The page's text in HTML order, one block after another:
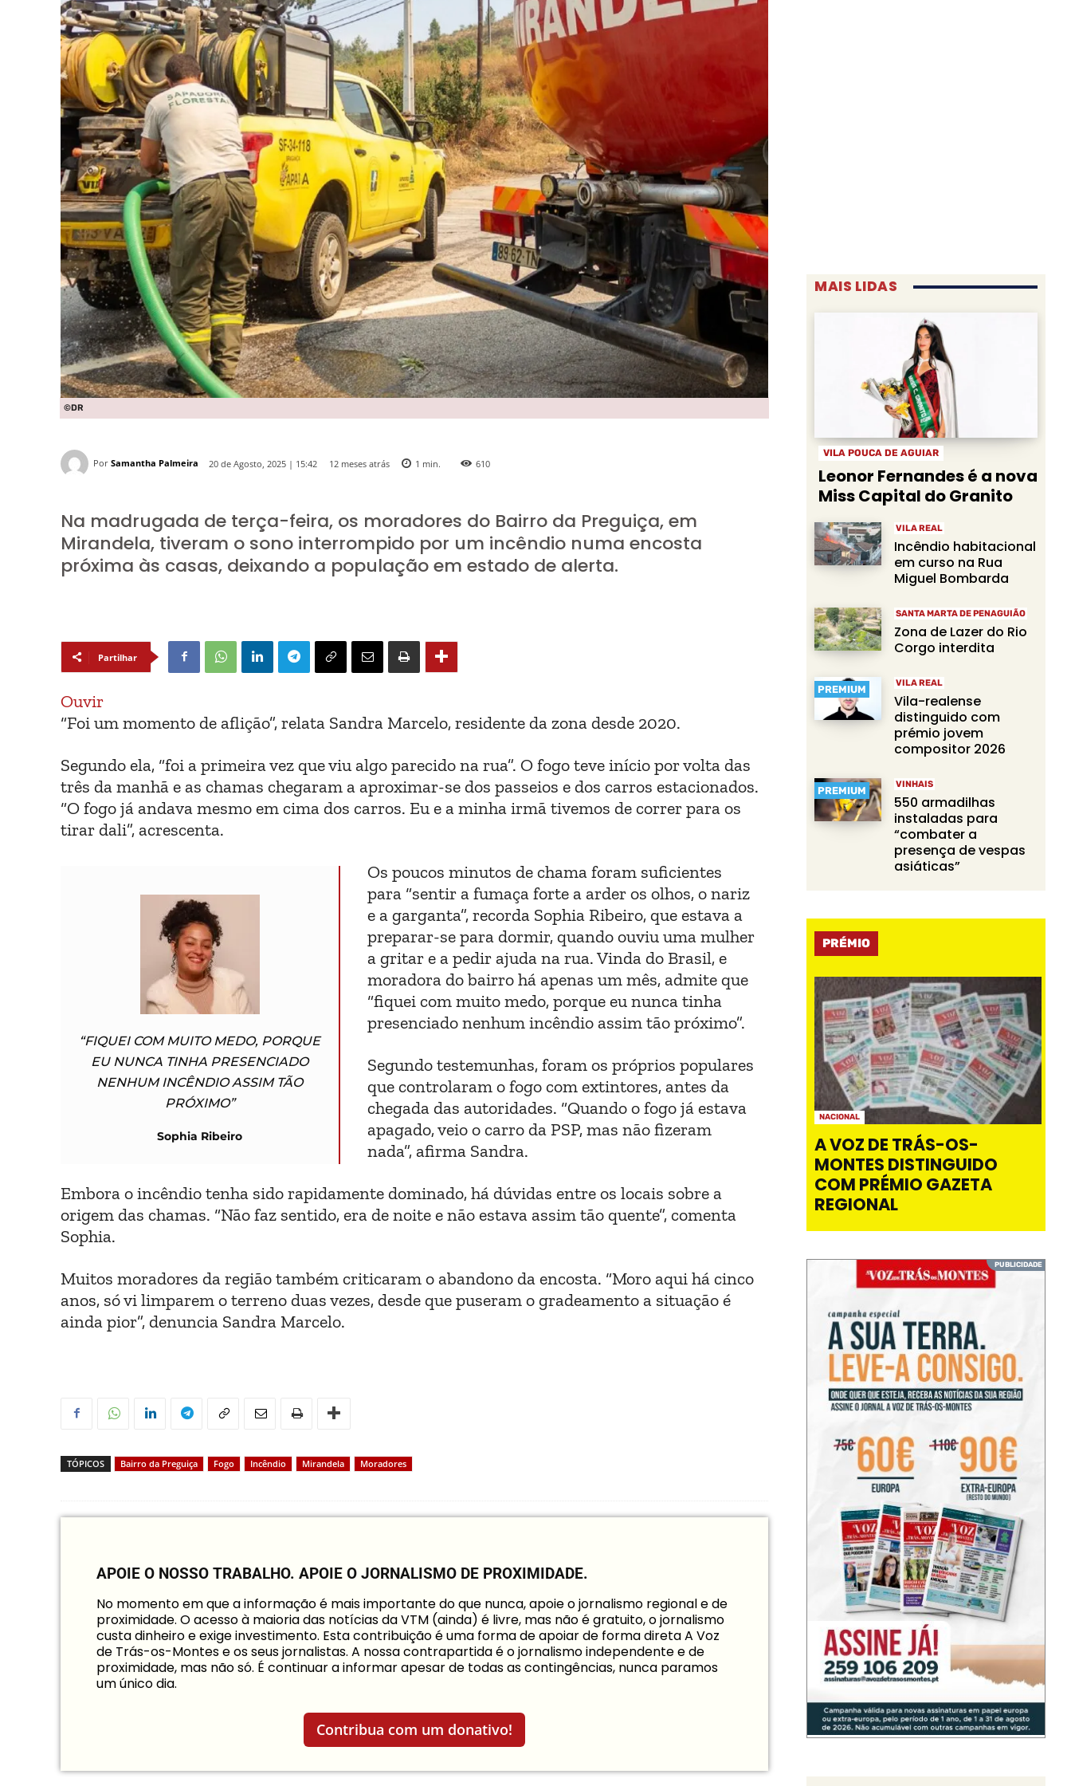
©DR
Por Samantha Palmeira 20 de Agosto, 2025 | 15:42 12 meses atrás 1 min. 610
Na madrugada de terça-feira, os moradores do Bairro da Preguiça, em
Mirandela, tiveram o sono interrompido por um incêndio numa encosta
próxima às casas, deixando a população em estado de alerta.
Partilhar
Ouvir
“Foi um momento de aflição”, relata Sandra Marcelo, residente da zona desde 2020.
Segundo ela, “foi a primeira vez que viu algo parecido na rua”. O fogo teve início por volta das
três da manhã e as chamas chegaram a aproximar-se dos passeios e dos carros estacionados.
“O fogo já andava mesmo em cima dos carros. Eu e a minha irmã tivemos de correr para os
tirar dali”, acrescenta.
“FIQUEI COM MUITO MEDO, PORQUE
EU NUNCA TINHA PRESENCIADO
NENHUM INCÊNDIO ASSIM TÃO
PRÓXIMO”
Sophia Ribeiro
Os poucos minutos de chama foram suficientes
para “sentir a fumaça forte a arder os olhos, o nariz
e a garganta”, recorda Sophia Ribeiro, que estava a
preparar-se para dormir, quando ouviu uma mulher
a gritar e a pedir ajuda na rua. Vinda do Brasil, e
moradora do bairro há apenas um mês, admite que
“fiquei com muito medo, porque eu nunca tinha
presenciado nenhum incêndio assim tão próximo”.
Segundo testemunhas, foram os próprios populares
que controlaram o fogo com extintores, antes da
chegada das autoridades. “Quando o fogo já estava
apagado, veio o carro da PSP, mas não fizeram
nada”, afirma Sandra.
Embora o incêndio tenha sido rapidamente dominado, há dúvidas entre os locais sobre a
origem das chamas. “Não faz sentido, era de noite e não estava assim tão quente”, comenta
Sophia.
Muitos moradores da região também criticaram o abandono da encosta. “Moro aqui há cinco
anos, só vi limparem o terreno duas vezes, desde que puseram o gradeamento a situação é
ainda pior”, denuncia Sandra Marcelo.
TÓPICOS Bairro da Preguiça Fogo Incêndio Mirandela Moradores
APOIE O NOSSO TRABALHO. APOIE O JORNALISMO DE PROXIMIDADE.
No momento em que a informação é mais importante do que nunca, apoie o jornalismo regional e de
proximidade. O acesso à maioria das notícias da VTM (ainda) é livre, mas não é gratuito, o jornalismo
custa dinheiro e exige investimento. Esta contribuição é uma forma de apoiar de forma direta A Voz
de Trás-os-Montes e os seus jornalistas. A nossa contrapartida é o jornalismo independente e de
proximidade, mas não só. É continuar a informar apesar de todas as contingências, nunca paramos
um único dia.
Contribua com um donativo!
MAIS LIDAS
VILA POUCA DE AGUIAR
Leonor Fernandes é a nova
Miss Capital do Granito
VILA REAL
Incêndio habitacional
em curso na Rua
Miguel Bombarda
SANTA MARTA DE PENAGUIÃO
Zona de Lazer do Rio
Corgo interdita
PREMIUM
VILA REAL
Vila-realense
distinguido com
prémio jovem
compositor 2026
PREMIUM
VINHAIS
550 armadilhas
instaladas para
“combater a
presença de vespas
asiáticas”
PRÉMIO
NACIONAL
A VOZ DE TRÁS-OS-
MONTES DISTINGUIDO
COM PRÉMIO GAZETA
REGIONAL